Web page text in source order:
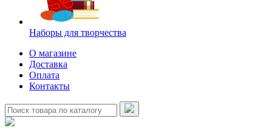
Наборы для творчества
О магазине
Доставка
Оплата
Контакты